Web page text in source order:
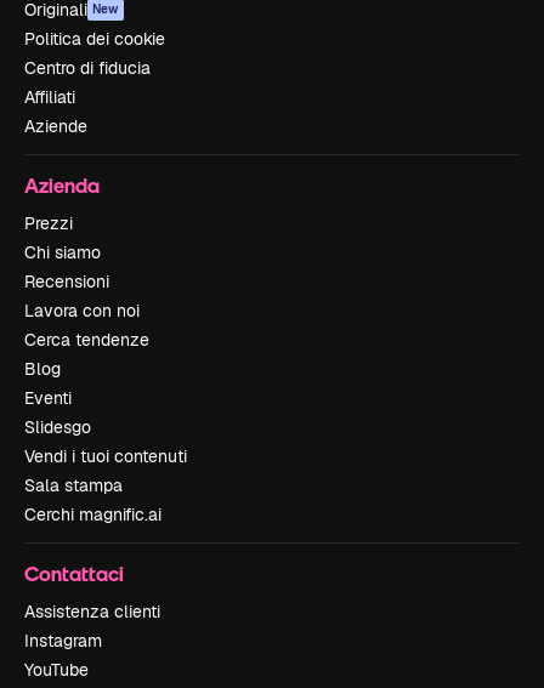
Originali New
Politica dei cookie
Centro di fiducia
Affiliati
Aziende
Azienda
Prezzi
Chi siamo
Recensioni
Lavora con noi
Cerca tendenze
Blog
Eventi
Slidesgo
Vendi i tuoi contenuti
Sala stampa
Cerchi magnific.ai
Contattaci
Assistenza clienti
Instagram
YouTube